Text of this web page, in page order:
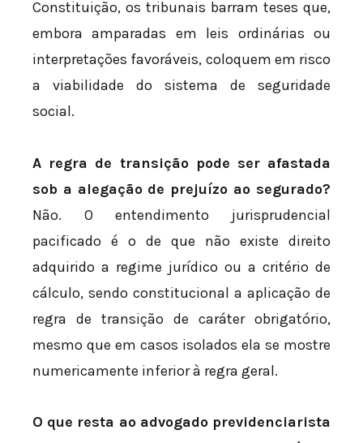
Constituição, os tribunais barram teses que,
embora amparadas em leis ordinárias ou
interpretações favoráveis, coloquem em risco
a viabilidade do sistema de seguridade
social.
A regra de transição pode ser afastada
sob a alegação de prejuízo ao segurado?
Não. O entendimento jurisprudencial
pacificado é o de que não existe direito
adquirido a regime jurídico ou a critério de
cálculo, sendo constitucional a aplicação de
regra de transição de caráter obrigatório,
mesmo que em casos isolados ela se mostre
numericamente inferior à regra geral.
O que resta ao advogado previdenciarista